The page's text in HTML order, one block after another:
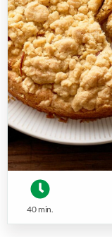
40 min.